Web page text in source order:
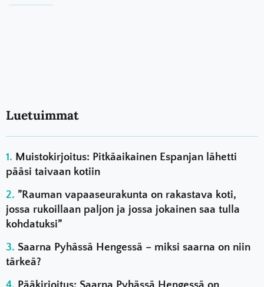
Luetuimmat
Muistokirjoitus: Pitkäaikainen Espanjan lähetti
pääsi taivaan kotiin
”Rauman vapaaseurakunta on rakastava koti,
jossa rukoillaan paljon ja jossa jokainen saa tulla
kohdatuksi”
Saarna Pyhässä Hengessä – miksi saarna on niin
tärkeä?